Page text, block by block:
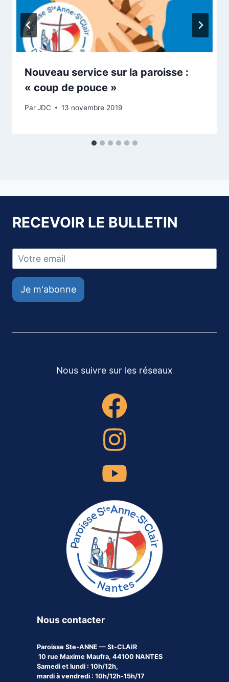
Nouveau service sur la paroisse :
« coup de pouce »
ParJDC 13 novembre 2019
RECEVOIR LE BULLETIN
Je m'abonne
Nous suivre sur les réseaux
Nous contacter
Paroisse Ste-ANNE — St-CLAIR
10 rue Maxime Maufra, 44100 NANTES
Samedi et lundi : 10h/12h,
mardi à vendredi : 10h/12h-15h/17